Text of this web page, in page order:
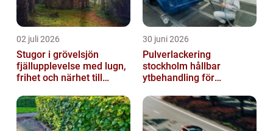
02 juli 2026
Stugor i grövelsjön
fjällupplevelse med lugn,
frihet och närhet till
30 juni 2026
Pulverlackering
stockholm hållbar
ytbehandling för